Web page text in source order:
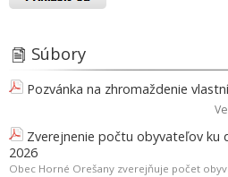
Súbory
Pozvánka na zhromaždenie
Zverejnenie počtu obyvateľov ku
2026
Obec Horné Orešany zverejňuje počet